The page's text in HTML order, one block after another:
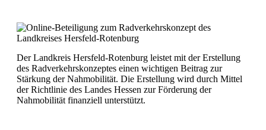
Der Landkreis Hersfeld-Rotenburg leistet mit der Erstellung
des Radverkehrskonzeptes einen wichtigen Beitrag zur
Stärkung der Nahmobilität. Die Erstellung wird durch Mittel
der Richtlinie des Landes Hessen zur Förderung der
Nahmobilität finanziell unterstützt.